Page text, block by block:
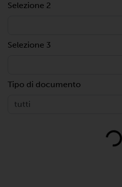
Selezione 2
Selezione 3
Tipo di documento